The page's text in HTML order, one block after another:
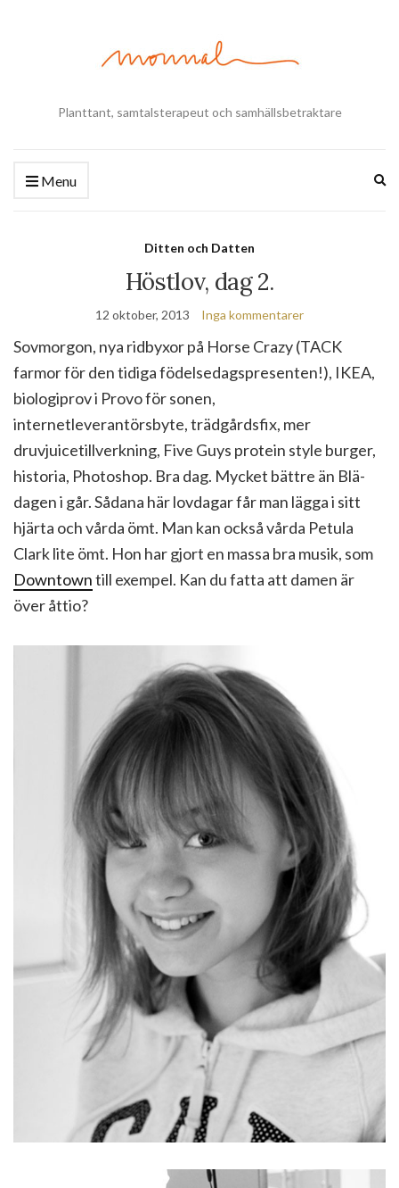
Planttant, samtalsterapeut och samhällsbetraktare
Menu
Ditten och Datten
Höstlov, dag 2.
12 oktober, 2013 Inga kommentarer
Sovmorgon, nya ridbyxor på Horse Crazy (TACK
farmor för den tidiga födelsedagspresenten!), IKEA,
biologiprov i Provo för sonen,
internetleverantörsbyte, trädgårdsfix, mer
druvjuicetillverkning, Five Guys protein style burger,
historia, Photoshop. Bra dag. Mycket bättre än Blä-
dagen i går. Sådana här lovdagar får man lägga i sitt
hjärta och vårda ömt. Man kan också vårda Petula
Clark lite ömt. Hon har gjort en massa bra musik, som
Downtowntill exempel. Kan du fatta att damen är
över åttio?